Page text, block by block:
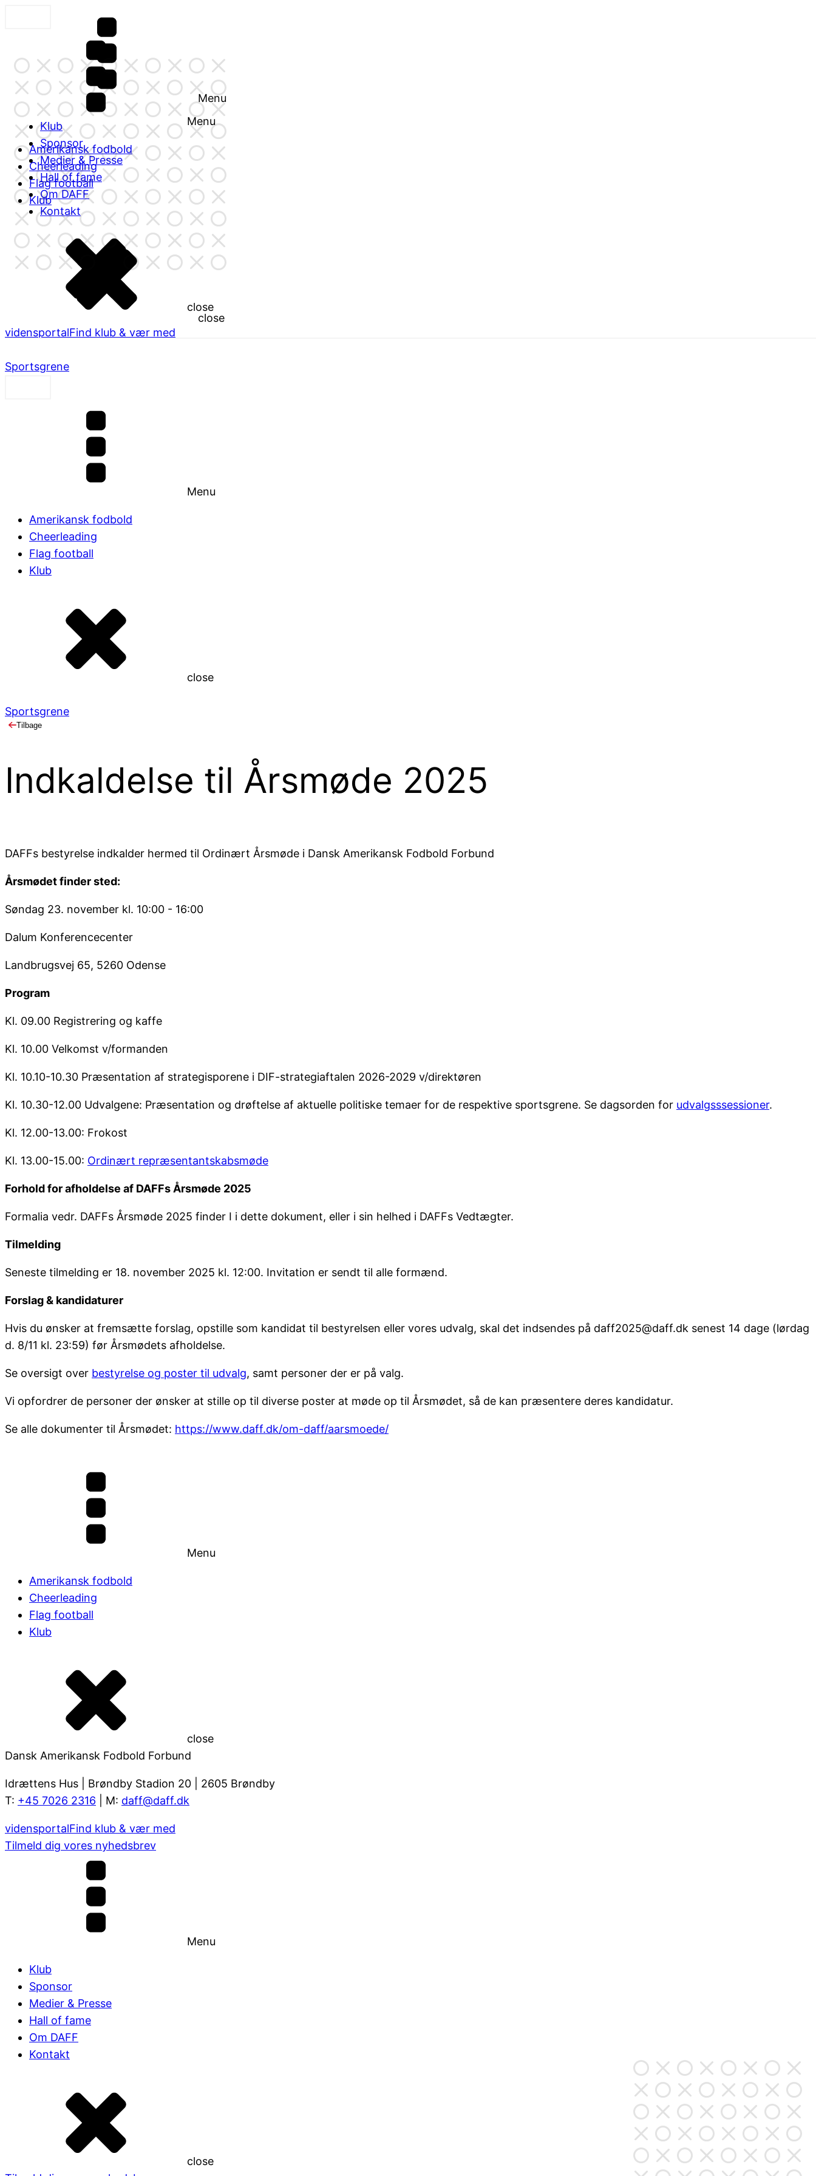
Menu
Klub
Sponsor
Medier & Presse
Hall of fame
Om DAFF
Kontakt
close
Menu
Amerikansk fodbold
Cheerleading
Flag football
Klub
close
vidensportalFind klub & vær med
Sportsgrene
Menu
Amerikansk fodbold
Cheerleading
Flag football
Klub
close
Sportsgrene
Tilbage
Indkaldelse til Årsmøde 2025
DAFFs bestyrelse indkalder hermed til Ordinært Årsmøde i Dansk Amerikansk Fodbold Forbund
Årsmødet finder sted:
Søndag 23. november kl. 10:00 - 16:00
Dalum Konferencecenter
Landbrugsvej 65, 5260 Odense
Program
Kl. 09.00 Registrering og kaffe
Kl. 10.00 Velkomst v/formanden
Kl. 10.10-10.30 Præsentation af strategisporene i DIF-strategiaftalen 2026-2029 v/direktøren
Kl. 10.30-12.00 Udvalgene: Præsentation og drøftelse af aktuelle politiske temaer for de respektive sportsgrene. Se dagsorden for udvalgsssessioner.
Kl. 12.00-13.00: Frokost
Kl. 13.00-15.00: Ordinært repræsentantskabsmøde
Forhold for afholdelse af DAFFs Årsmøde 2025
Formalia vedr. DAFFs Årsmøde 2025 finder I i dette dokument, eller i sin helhed i DAFFs Vedtægter.
Tilmelding
Seneste tilmelding er 18. november 2025 kl. 12:00. Invitation er sendt til alle formænd.
Forslag & kandidaturer
Hvis du ønsker at fremsætte forslag, opstille som kandidat til bestyrelsen eller vores udvalg, skal det indsendes på daff2025@daff.dk senest 14 dage (lørdag
d. 8/11 kl. 23:59) før Årsmødets afholdelse.
Se oversigt over bestyrelse og poster til udvalg, samt personer der er på valg.
Vi opfordrer de personer der ønsker at stille op til diverse poster at møde op til Årsmødet, så de kan præsentere deres kandidatur.
Se alle dokumenter til Årsmødet: https://www.daff.dk/om-daff/aarsmoede/
Menu
Amerikansk fodbold
Cheerleading
Flag football
Klub
close
Dansk Amerikansk Fodbold Forbund
Idrættens Hus | Brøndby Stadion 20 | 2605 Brøndby
T: +45 7026 2316 | M: daff@daff.dk
vidensportalFind klub & vær med
Tilmeld dig vores nyhedsbrev
Menu
Klub
Sponsor
Medier & Presse
Hall of fame
Om DAFF
Kontakt
close